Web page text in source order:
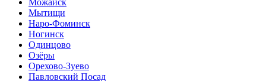
Можайск
Мытищи
Наро-Фоминск
Ногинск
Одинцово
Озёры
Орехово-Зуево
Павловский Посад